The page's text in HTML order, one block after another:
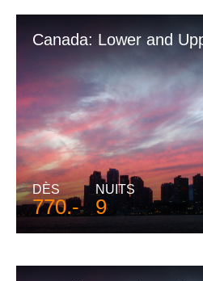
Canada: Lower and
DÈS
770.-
NUITS
9